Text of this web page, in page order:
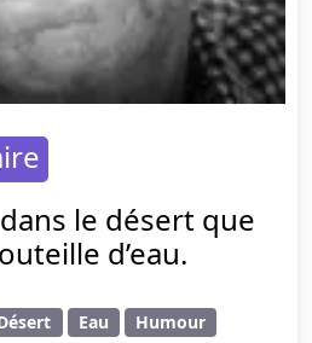
le désert que
d’eau.
Eau Humour